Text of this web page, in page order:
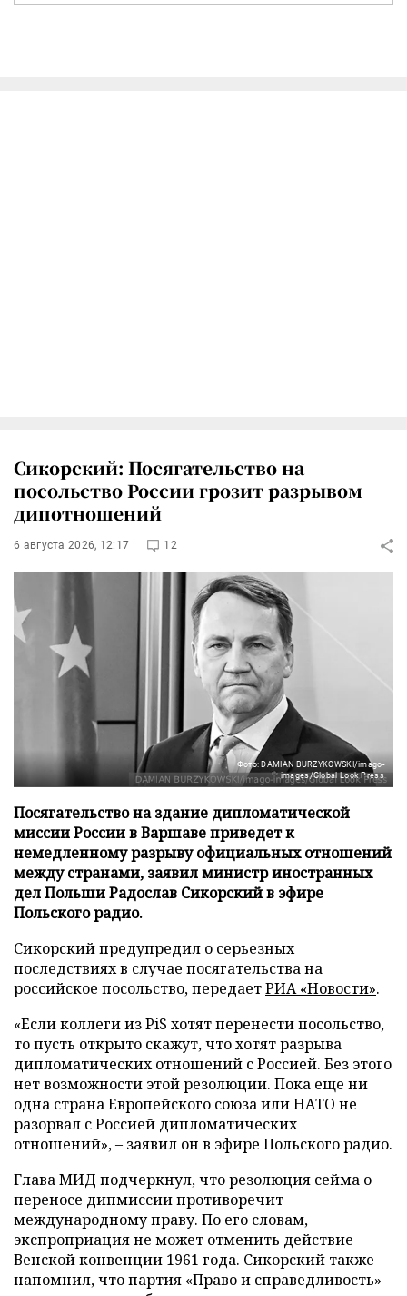
Сикорский: Посягательство на
посольство России грозит разрывом
дипотношений
6 августа 2026, 12:17 12
Фото: DAMIAN BURZYKOWSKI/imago-
images/Global Look Press
Посягательство на здание дипломатической
миссии России в Варшаве приведет к
немедленному разрыву официальных отношений
между странами, заявил министр иностранных
дел Польши Радослав Сикорский в эфире
Польского радио.
Сикорский предупредил о серьезных
последствиях в случае посягательства на
российское посольство, передаетРИА «Новости».
«Если коллеги из PiS хотят перенести посольство,
то пусть открыто скажут, что хотят разрыва
дипломатических отношений с Россией. Без этого
нет возможности этой резолюции. Пока еще ни
одна страна Европейского союза или НАТО не
разорвал с Россией дипломатических
отношений», – заявил он в эфире Польского радио.
Глава МИД подчеркнул, что резолюция сейма о
переносе дипмиссии противоречит
международному праву. По его словам,
экспроприация не может отменить действие
Венской конвенции 1961 года. Сикорский также
напомнил, что партия «Право и справедливость»